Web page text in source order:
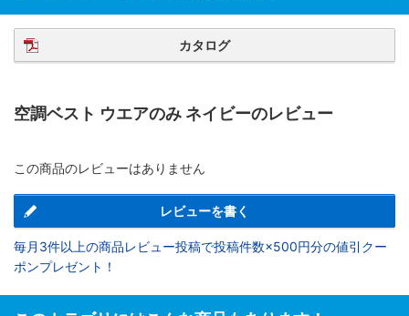
カタログ
空調ベスト ウエアのみ ネイビーのレビュー
この商品のレビューはありません
レビューを書く
毎月3件以上の商品レビュー投稿で投稿件数×500円分の値引クー
ポンプレゼント！